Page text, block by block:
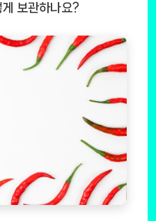
보관하나요?